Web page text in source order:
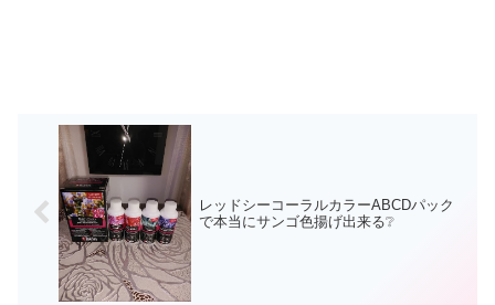
レッドシーコーラルカラーABCDパック
で本当にサンゴ色揚げ出来る❔